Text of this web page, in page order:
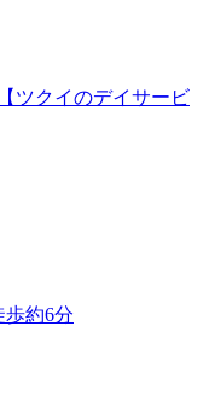
ツクイのデイサービ
約6分